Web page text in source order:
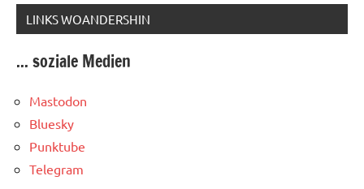
LINKS WOANDERSHIN
... soziale Medien
Mastodon
Bluesky
Punktube
Telegram